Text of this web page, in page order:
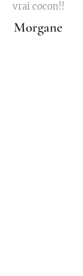
vrai cocon!!
Morgane